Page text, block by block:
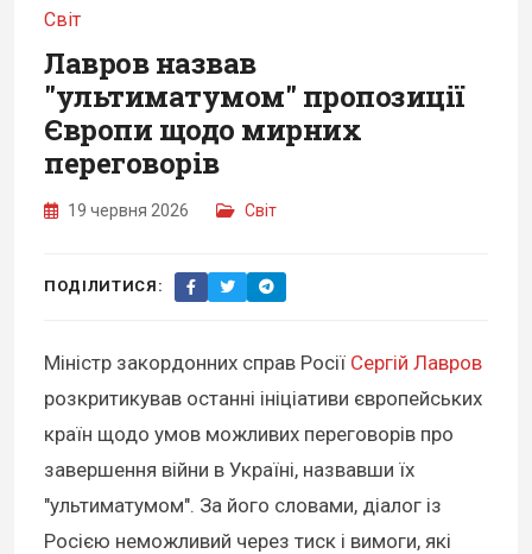
Світ
Лавров назвав
"ультиматумом" пропозиції
Європи щодо мирних
переговорів
19 червня 2026 Світ
ПОДІЛИТИСЯ:
Міністр закордонних справ Росії Сергій Лавров
розкритикував останні ініціативи європейських
країн щодо умов можливих переговорів про
завершення війни в Україні, назвавши їх
"ультиматумом". За його словами, діалог із
Росією неможливий через тиск і вимоги, які